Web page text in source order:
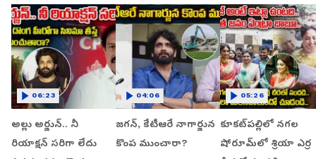
అల్లు అర్జున్.. నీ
రియాక్షన్ సరిగా లేదు
06:23
జగన్, కేటీఆరే నాగార్జున
కొంప ముంచారా?
04:06
కూకట్‌పల్లిలో నగల
షోరూమ్‌లో శ్రియా ఎర్ర
05:26